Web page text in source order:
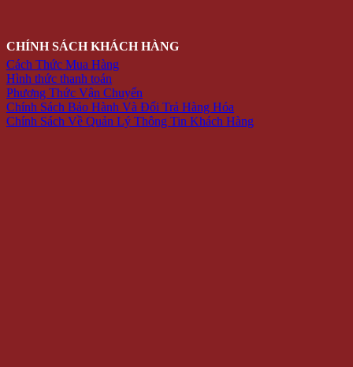
CHÍNH SÁCH KHÁCH HÀNG
Cách Thức Mua Hàng
Hình thức thanh toán
Phương Thức Vận Chuyển
Chính Sách Bảo Hành Và Đổi Trả Hàng Hóa
Chính Sách Về Quản Lý Thông Tin Khách Hàng